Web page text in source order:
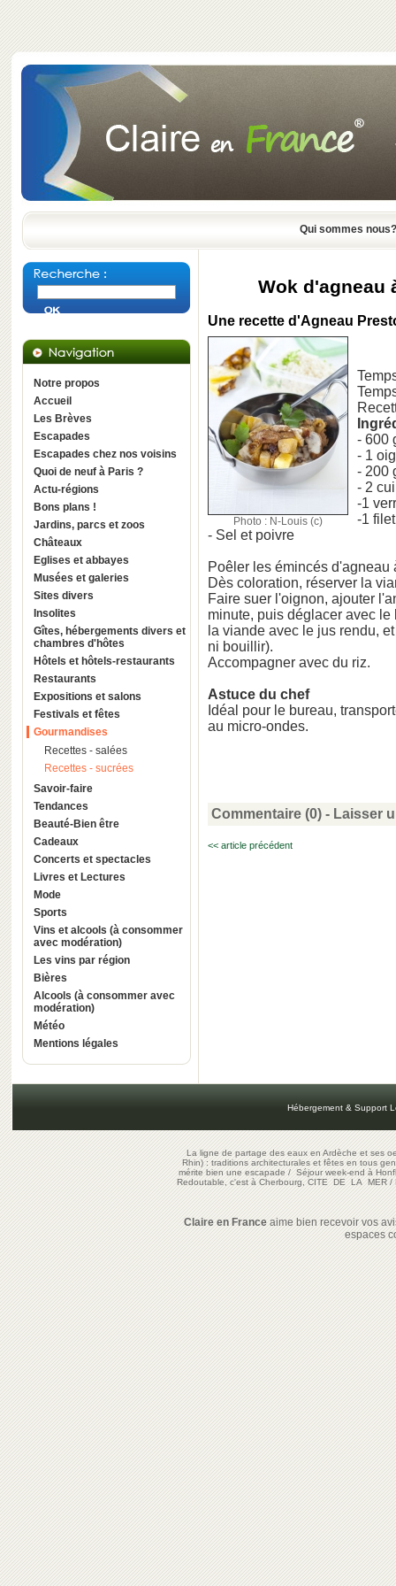
Qui sommes nous?
Notre propos
Accueil
Les Brèves
Escapades
Escapades chez nos voisins
Quoi de neuf à Paris ?
Actu-régions
Bons plans !
Jardins, parcs et zoos
Châteaux
Eglises et abbayes
Musées et galeries
Sites divers
Insolites
Gîtes, hébergements divers et
chambres d'hôtes
Hôtels et hôtels-restaurants
Restaurants
Expositions et salons
Festivals et fêtes
Gourmandises
Recettes - salées
Recettes - sucrées
Savoir-faire
Tendances
Beauté-Bien être
Cadeaux
Concerts et spectacles
Livres et Lectures
Mode
Sports
Vins et alcools (à consommer
avec modération)
Les vins par région
Bières
Alcools (à consommer avec
modération)
Météo
Mentions légales
Wok d'agneau
Une recette d'Agneau
Photo : N-Louis (c)
- 600
- 1
- 200
- 2
-1
-1
- Sel et poivre
Poêler les émincés d'agneau
Dès coloration, réserver la
Faire suer l'oignon, ajouter
minute, puis déglacer avec
la viande avec le jus rendu,
ni bouillir).
Accompagner avec du riz.
Astuce du chef
Idéal pour le bureau,
au micro-ondes.
Commentaire (0) - Laisser
<< article précédent
Hébergement & Support
La ligne de partage des eaux en Ardèche et ses
Rhin) : traditions architecturales et fêtes en tous
mérite bien une escapade/Séjour week-end à
Redoutable, c'est à Cherbourg, CITE DE LA MER/
Claire en Franceaime bien recevoir vos
espaces